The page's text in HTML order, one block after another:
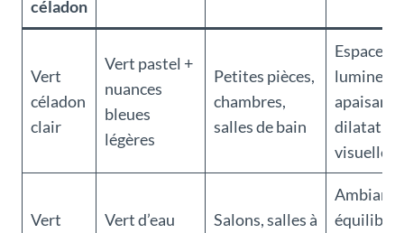
céladon
Vert
céladon
clair
Vert pastel +
nuances
bleues
légères
Petites pièces,
chambres,
salles de bain
Espace
lumineux
apaisant,
dilatation
visuelle
Vert
Vert d’eau
Salons, salles à
Ambiance